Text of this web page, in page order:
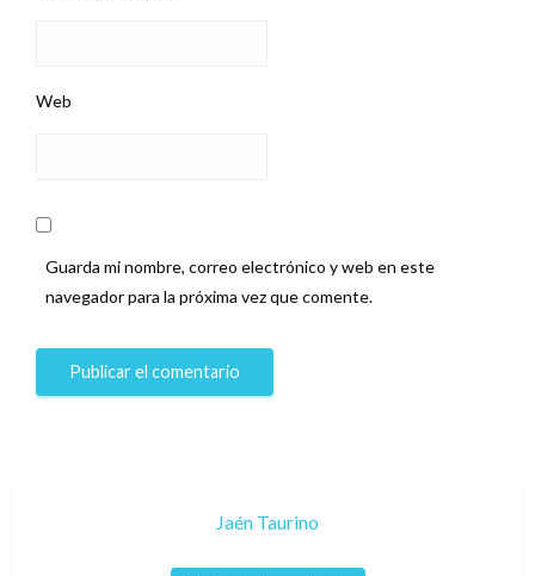
Web
Guarda mi nombre, correo electrónico y web en este
navegador para la próxima vez que comente.
Jaén Taurino